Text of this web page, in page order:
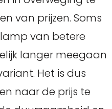
van prijzen. Soms
van betere
langer meegaan
Het is dus
naar de prijs te